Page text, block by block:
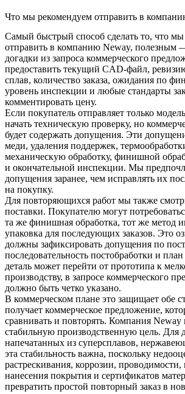
Что мы рекомендуем отправить в
Самый быстрый способ сделать то, что
отправить в компанию Neway, полезным
догадки из запроса коммерческого
предоставить текущий CAD-файл,
сплав, количество заказа, ожидания по
уровень инспекции и любые стандарты
комментировать цену.
Если покупатель отправляет только
начать техническую проверку, но
будет содержать допущения. Эти
меди, удаления поддержек,
механическую обработку, финишной
и окончательной инспекции. Мы
допущения заранее, чем исправлять их
на покупку.
Для повторяющихся работ мы также
поставки. Покупателю могут
та же финишная обработка, тот же метод
упаковка для последующих заказов. Это
должны зафиксировать допущения по
последовательность постобработки и
деталь может перейти от прототипа к
производству, в запросе коммерческого
должно быть четко указано.
В коммерческом плане это защищает обе
получает коммерческое предложение,
сравнивать и повторять. Компания Neway
стабильную производственную цель. Для
напечатанных из суперсплавов,
эта стабильность важна, поскольку
растрескивания, коррозии, проводимости,
нанесения покрытия и сертификатов
превратить простой повторный заказ в